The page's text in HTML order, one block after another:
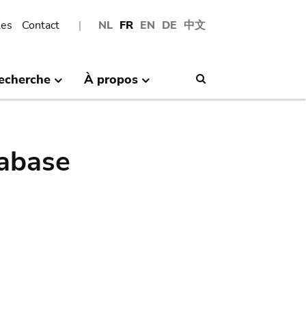
NL FR EN DE 中文
Contact
À propos